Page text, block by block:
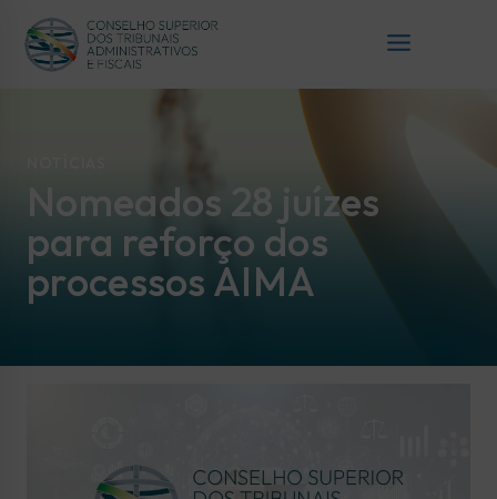
Nomeados 28 juízes
para reforço dos
processos AIMA